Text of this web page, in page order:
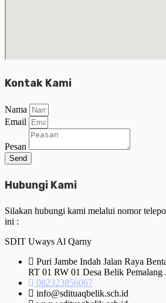
Kontak Kami
Nama
Email
Pesan
Send
Hubungi Kami
Silakan hubungi kami melalui nomor
ini :
SDIT Uways Al Qarny
Puri Jambe Indah Jalan Raya
RT 01 RW 01 Desa Belik Pemalang
082323856067
info@sdituaqbelik.sch.id